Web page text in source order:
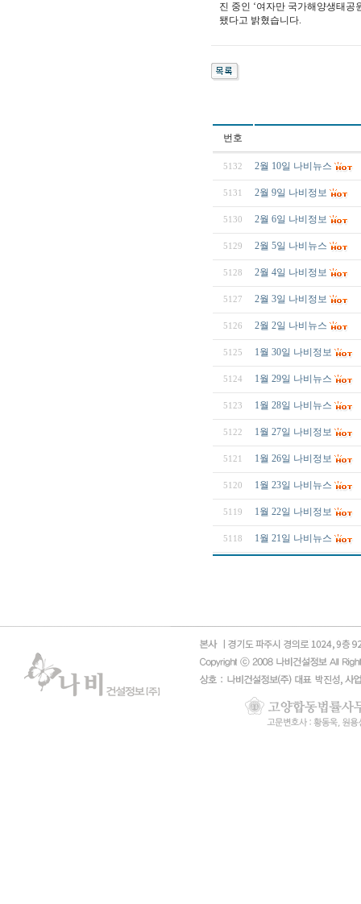
진 중인 ‘여자만 국가해양생태
됐다고 밝혔습니다.
번호
5132 2월 10일 나비뉴스
5131 2월 9일 나비정보
5130 2월 6일 나비정보
5129 2월 5일 나비뉴스
5128 2월 4일 나비정보
5127 2월 3일 나비정보
5126 2월 2일 나비뉴스
5125 1월 30일 나비정보
5124 1월 29일 나비뉴스
5123 1월 28일 나비뉴스
5122 1월 27일 나비정보
5121 1월 26일 나비정보
5120 1월 23일 나비뉴스
5119 1월 22일 나비정보
5118 1월 21일 나비뉴스